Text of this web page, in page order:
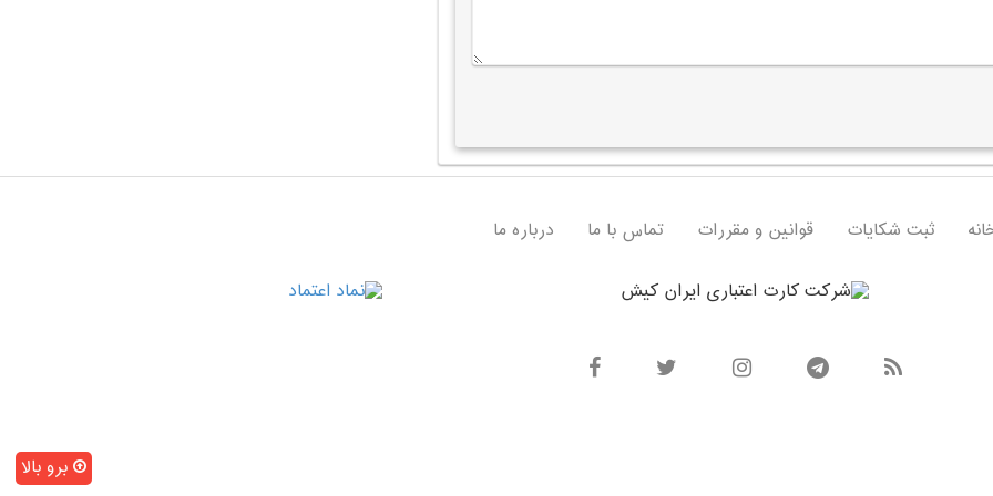
ثبت شکایات قوانین و مقررات تماس با ما درباره ما
برو بالا